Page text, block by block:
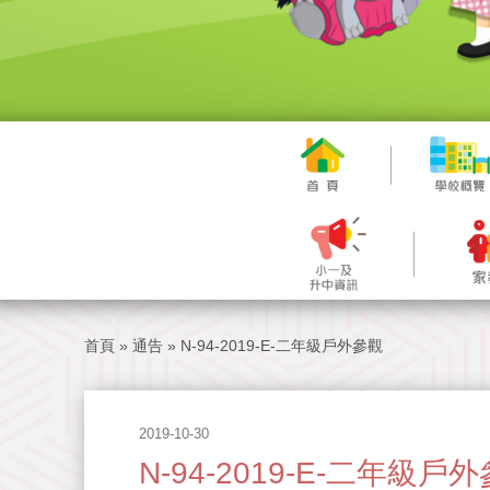
首頁 » 通告 » N-94-2019-E-二年級戶外參觀
2019-10-30
N-94-2019-E-二年級戶外